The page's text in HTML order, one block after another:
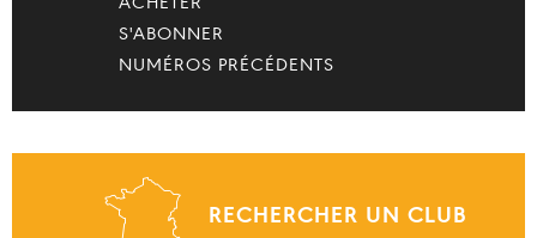
ACHETER
S'ABONNER
NUMÉROS PRÉCÉDENTS
RECHERCHER UN CLUB